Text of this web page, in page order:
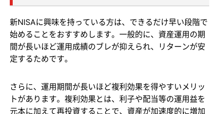
新NISAに興味を持っている方は、できるだけ早い段階で
始めることをおすすめします。一般的に、資産運用の期
間が長いほど運用成績のブレが抑えられ、リターンが安
定するためです。
さらに、運用期間が長いほど複利効果を得やすいメリッ
トがあります。複利効果とは、利子や配当等の運用益を
元本に加えて再投資することで、資産が加速度的に増加